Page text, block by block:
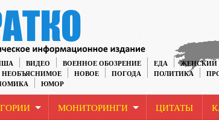
ВИДЕО ВОЕННОЕ ОБОЗРЕНИЕ ЕДА ЖЕНСКИЙ
НЕОБЪЯСНИМОЕ НОВОЕ ПОГОДА ПОЛИТИКА
ЮМОР
МОНИТОРИНГИ ЦИТАТЫ